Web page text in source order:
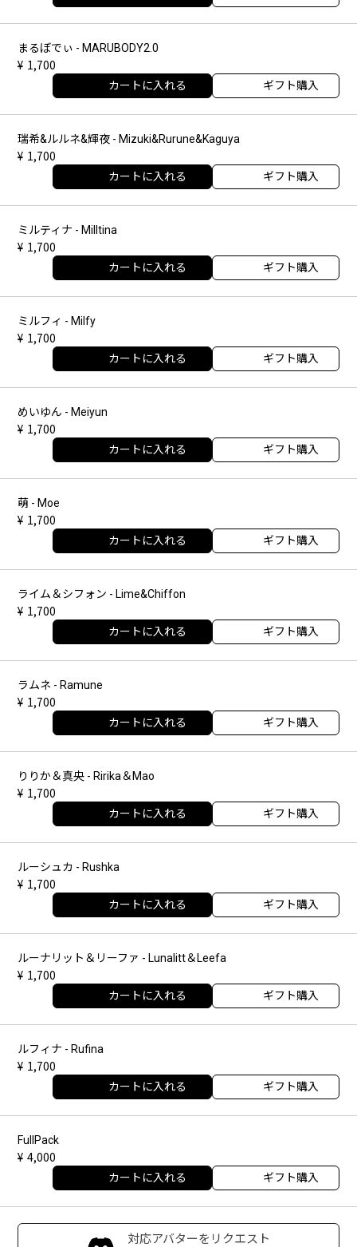
まるぼでぃ - MARUBODY2.0
1,700
カートに入れる ギフト購入
瑞希&ルルネ&輝夜 - Mizuki&Rurune&Kaguya
1,700
カートに入れる ギフト購入
ミルティナ - Milltina
1,700
カートに入れる ギフト購入
ミルフィ - Milfy
1,700
カートに入れる ギフト購入
めいゆん - Meiyun
1,700
カートに入れる ギフト購入
萌 - Moe
1,700
カートに入れる ギフト購入
ライム＆シフォン - Lime&Chiffon
1,700
カートに入れる ギフト購入
ラムネ - Ramune
1,700
カートに入れる ギフト購入
りりか＆真央 - Ririka＆Mao
1,700
カートに入れる ギフト購入
ルーシュカ - Rushka
1,700
カートに入れる ギフト購入
ルーナリット＆リーファ - Lunalitt＆Leefa
1,700
カートに入れる ギフト購入
ルフィナ - Rufina
1,700
カートに入れる ギフト購入
FullPack
4,000
カートに入れる ギフト購入
対応アバターをリクエスト